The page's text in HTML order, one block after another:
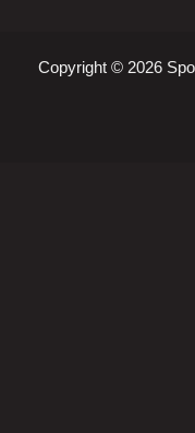
Copyright © 2026